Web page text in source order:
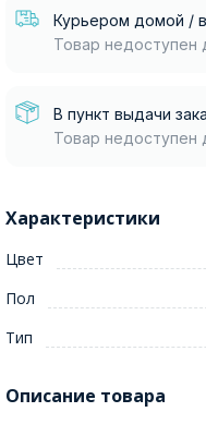
Курьером домой /
Товар недоступен
В пункт выдачи
Товар недоступен
Характеристики
Цвет
Пол
Тип
Описание товара